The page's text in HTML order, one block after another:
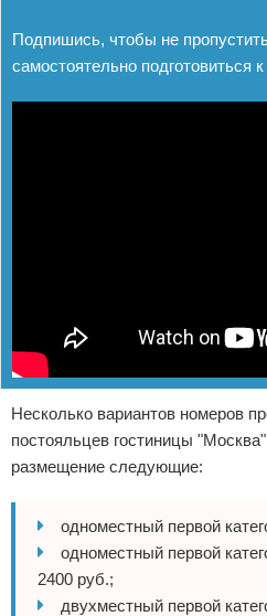
Подпишись, чтобы не
самостоятельно подготовиться
Несколько вариантов номеров
постояльцев гостиницы
размещение следующие:
одноместный первой
одноместный первой
2400 руб.;
двухместный первой